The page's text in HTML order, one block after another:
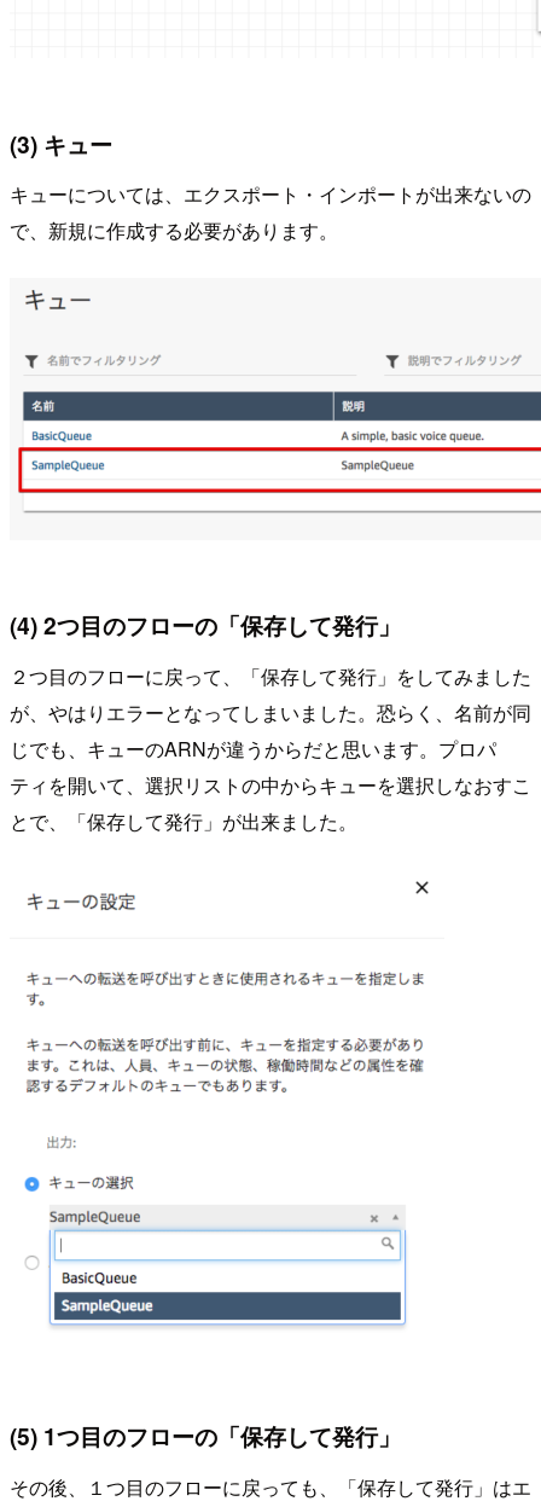
(3) キュー
キューについては、エクスポート・インポートが出来ないの
で、新規に作成する必要があります。
(4) 2つ目のフローの「保存して発行」
２つ目のフローに戻って、「保存して発行」をしてみました
が、やはりエラーとなってしまいました。恐らく、名前が同
じでも、キューのARNが違うからだと思います。プロパ
ティを開いて、選択リストの中からキューを選択しなおすこ
とで、「保存して発行」が出来ました。
(5) 1つ目のフローの「保存して発行」
その後、１つ目のフローに戻っても、「保存して発行」はエ